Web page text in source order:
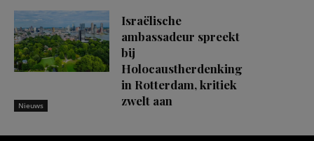
Nieuws
Israëlische
ambassadeur spreekt
bij
Holocaustherdenking
in Rotterdam, kritiek
zwelt aan